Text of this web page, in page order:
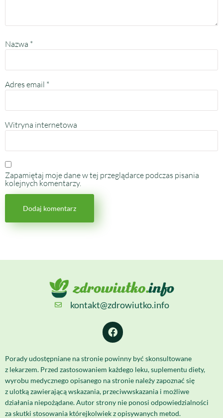
Nazwa *
Adres email *
Witryna internetowa
Zapamiętaj moje dane w tej przeglądarce podczas pisania
kolejnych komentarzy.
kontakt@zdrowiutko.info
Porady udostępniane na stronie powinny być skonsultowane
z lekarzem. Przed zastosowaniem każdego leku, suplementu diety,
wyrobu medycznego opisanego na stronie należy zapoznać się
z ulotką zawierającą wskazania, przeciwwskazania i możliwe
działania niepożądane. Autor strony nie ponosi odpowiedzialności
za skutki stosowania którejkolwiek z opisywanych metod.